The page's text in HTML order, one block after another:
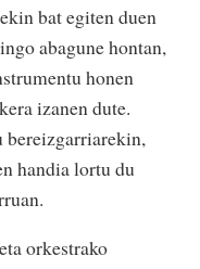
bat egiten duen
abagune hontan,
honen
izanen dute.
bereizgarriarekin,
handia lortu du
orkestrako